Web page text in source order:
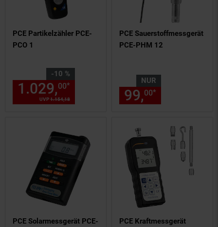
PCE Partikelzähler PCE-
PCO 1
-10 %
Sie Sparen 10 Prozent,
UVP1.154,18
1.029,00* Aktueller Preis: 1029,
PCE Sauerstoffmessgerät
PCE-PHM 12
NUR
99,00*
PCE Solarmessgerät PCE-
PCE Kraftmessgerät